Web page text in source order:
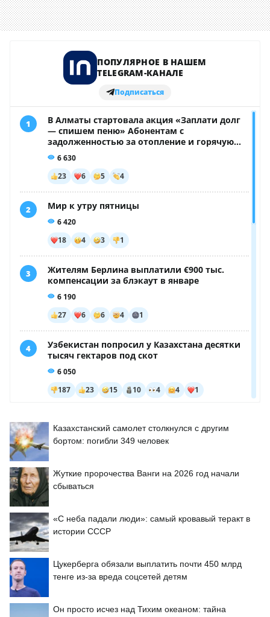
Казахстанский самолет столкнулся с другим
бортом: погибли 349 человек
Жуткие пророчества Ванги на 2026 год начали
сбываться
«С неба падали люди»: самый кровавый теракт в
истории СССР
Цукерберга обязали выплатить почти 450 млрд
тенге из-за вреда соцсетей детям
Он просто исчез над Тихим океаном: тайна